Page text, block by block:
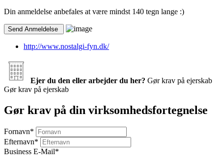
Din anmeldelse anbefales at være mindst 140 tegn lange :)
http://www.nostalgi-fyn.dk/
Ejer du den eller arbejder du her? Gør krav på ejerskab
Gør krav på ejerskab
Gør krav på din virksomhedsfortegnelse
Fornavn*
Efternavn*
Business E-Mail*